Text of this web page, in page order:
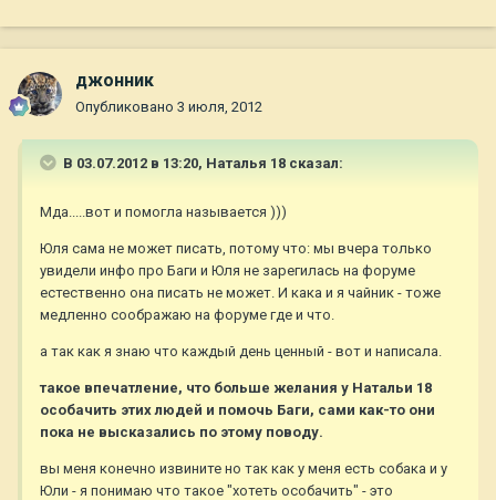
джонник
Опубликовано 3 июля, 2012
В 03.07.2012 в 13:20, Наталья 18 сказал:
Мда.....вот и помогла называется )))
Юля сама не может писать, потому что: мы вчера только
увидели инфо про Баги и Юля не зарегилась на форуме
естественно она писать не может. И кака и я чайник - тоже
медленно соображаю на форуме где и что.
а так как я знаю что каждый день ценный - вот и написала.
такое впечатление, что больше желания у Натальи 18
особачить этих людей и помочь Баги, сами как-то они
пока не высказались по этому поводу.
вы меня конечно извините но так как у меня есть собака и у
Юли - я понимаю что такое "хотеть особачить" - это